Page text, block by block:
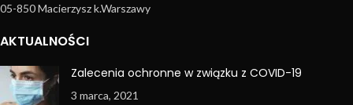
05-850 Macierzysz k.Warszawy
AKTUALNOŚCI
Zalecenia ochronne w związku z COVID-19
3 marca, 2021